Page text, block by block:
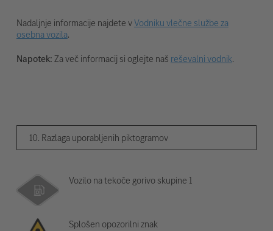
Nadaljnje informacije najdete vVodniku vlečne službe za
osebna vozila.
Napotek:Za več informacij si oglejte naš reševalni vodnik.
10. Razlaga uporabljenih piktogramov
Vozilo na tekoče gorivo skupine 1
Splošen opozorilni znak